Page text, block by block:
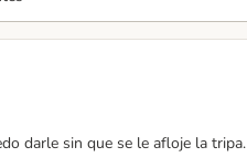
darle sin que se le afloje la tripa.